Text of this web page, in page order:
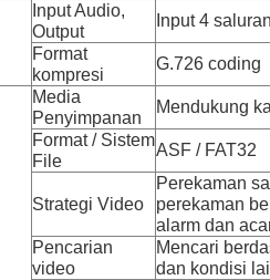
Input Audio,
Output
Input 4
Format
kompresi
G.726 coding
Media
Penyimpanan
Mendukung
Format / Sistem
File
ASF / FAT32
Strategi Video
Perekaman
perekaman
alarm dan
Pencarian
video
Mencari
dan kondisi